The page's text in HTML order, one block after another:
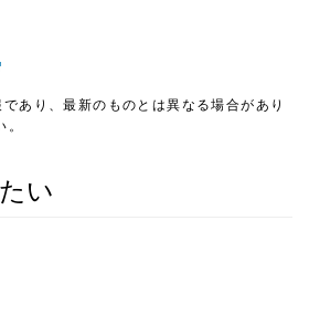
あり、最新のものとは異なる場合があり
い